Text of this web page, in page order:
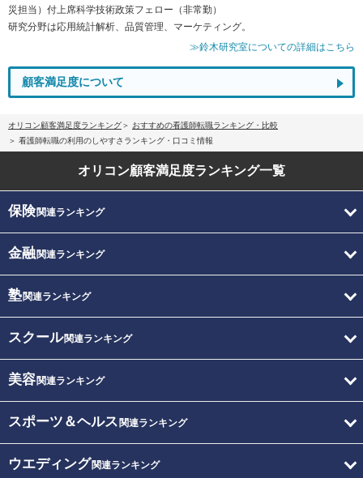
災担当）付上席科学技術政策フェロー（非常勤）
研究分野は応用統計解析、品質管理、マーケティング。
≫鈴木研究室についての詳細はこちら
顧客満足度について
オリコン顧客満足度ランキング
おすすめの看護師転職ランキング・比較
看護師転職の利用のしやすさランキング・口コミ情報
オリコン顧客満足度ランキング一覧
保険関連ランキング
金融関連ランキング
塾関連ランキング
スクール関連ランキング
美容関連ランキング
スポーツ＆ヘルス 関連ランキング
ウエディング関連ランキング